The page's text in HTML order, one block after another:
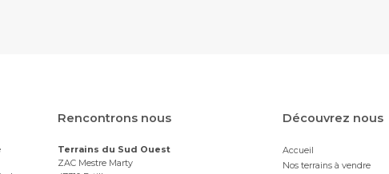
futur
de
(club de basket etc.) d’autre part, en font un endroit
propriétaire est libre de faire appel au constructeur
de son choix pour élaborer son projet de
Rencontrons nous
Terrains du Sud Ouest
ZAC Mestre Marty
Découvrez nous
Accueil
Nos terrains à vendre